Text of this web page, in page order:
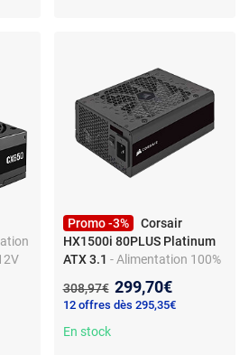
Promo -3%
Corsair
HX1500i 80PLUS Platinum
ATX 3.1 - Alimentation 100%
RPM 1500W ATX 3.1 PCIe
5.1 - 80PLUS Platinum
Ancien prix :
308,97€ Nouveau prix :
299,70€
12 offres dès 295,35€
En stock